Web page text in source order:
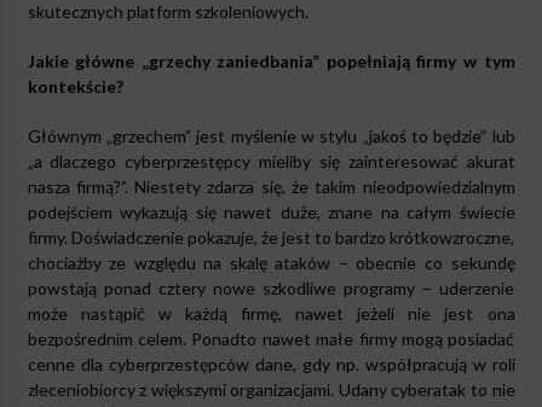
skutecznych platform szkoleniowych.
Jakie główne „grzechy zaniedbania” popełniają firmy w tym
kontekście?
Głównym „grzechem” jest myślenie w stylu „jakoś to będzie” lub
„a dlaczego cyberprzestępcy mieliby się zainteresować akurat
nasza firmą?”. Niestety zdarza się, że takim nieodpowiedzialnym
podejściem wykazują się nawet duże, znane na całym świecie
firmy. Doświadczenie pokazuje, że jest to bardzo krótkowzroczne,
chociażby ze względu na skalę ataków – obecnie co sekundę
powstają ponad cztery nowe szkodliwe programy – uderzenie
może nastąpić w każdą firmę, nawet jeżeli nie jest ona
bezpośrednim celem. Ponadto nawet małe firmy mogą posiadać
cenne dla cyberprzestępców dane, gdy np. współpracują w roli
zleceniobiorcy z większymi organizacjami. Udany cyberatak to nie